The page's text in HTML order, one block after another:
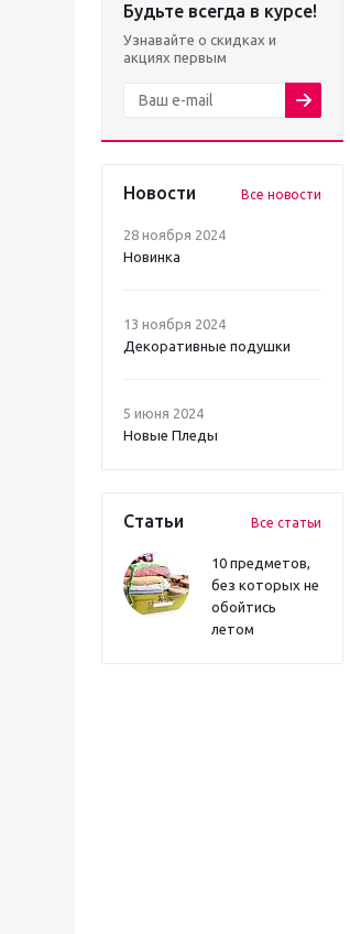
Будьте всегда в курсе!
Узнавайте о скидках и
акциях первым
Новости Все новости
28 ноября 2024
Новинка
13 ноября 2024
Декоративные подушки
5 июня 2024
Новые Пледы
Статьи Все статьи
10 предметов,
без которых не
обойтись
летом